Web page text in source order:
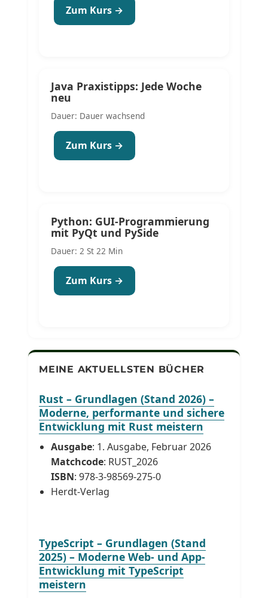
Zum Kurs →
Java Praxistipps: Jede Woche
neu
Dauer: Dauer wachsend
Zum Kurs →
Python: GUI-Programmierung
mit PyQt und PySide
Dauer: 2 St 22 Min
Zum Kurs →
MEINE AKTUELLSTEN BÜCHER
Rust – Grundlagen (Stand 2026) –
Moderne, performante und sichere
Entwicklung mit Rust meistern
Ausgabe: 1. Ausgabe, Februar 2026
Matchcode: RUST_2026
ISBN: 978-3-98569-275-0
Herdt-Verlag
TypeScript – Grundlagen (Stand
2025) – Moderne Web- und App-
Entwicklung mit TypeScript
meistern